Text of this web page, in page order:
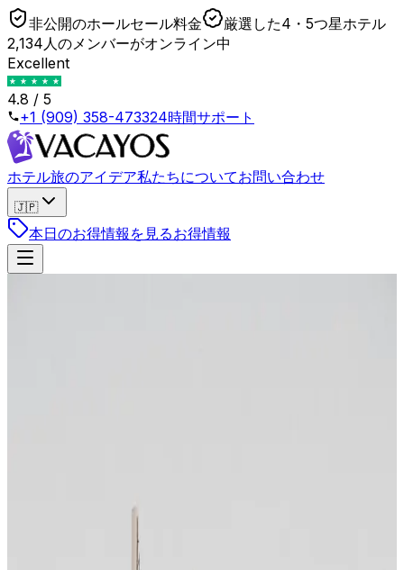
非公開のホールセール料金
厳選した4・5つ星ホテル
2,134人のメンバーがオンライン中
Excellent
4.8 / 5
+1 (909) 358-473324時間サポート
ホテル旅のアイデア私たちについてお問い合わせ
🇯🇵
本日のお得情報を見るお得情報
que l'argent malin réserve.
Les trois niveaux